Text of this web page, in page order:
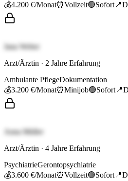
💰4.200 €/Monat⏰Vollzeit🟢Sofort 📍
Jana Weber
Arzt/Ärztin · 2 Jahre Erfahrung
Ambulante PflegeDokumentation
💰3.200 €/Monat⏰Minijob🟢Sofort 📍
Anna Müller
Arzt/Ärztin · 4 Jahre Erfahrung
PsychiatrieGerontopsychiatrie
💰3.600 €/Monat⏰Vollzeit🟢Sofort 📍